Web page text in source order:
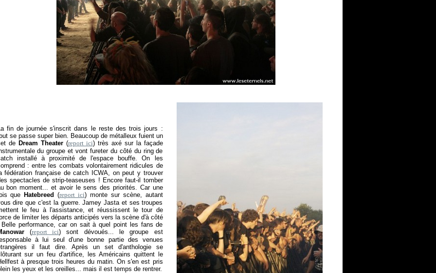
fin de journée s'inscrit dans le reste des trois jours :
se passe super bien. Beaucoup de métalleux fuient un
de Dream Theater(report ici) très axé sur la façade
du groupe et vont fureter du côté du ring de
installé à proximité de l'espace bouffe. On les
: entre les combats volontairement ridicules de
fédération française de catch ICWA, on peut y trouver
spectacles de strip-teaseuses ! Encore faut-il tomber
bon moment... et avoir le sens des priorités. Car une
que Hatebreed (report ici) monte sur scène, autant
dire que c'est la guerre. Jamey Jasta et ses troupes
le feu à l'assistance, et réussissent le tour de
de limiter les départs anticipés vers la scène d'à côté
Belle performance, car on sait à quel point les fans de
(report ici) sont dévoués... le groupe est
à lui seul d'une bonne partie des venues
il faut dire. Après un set d'anthologie se
sur un feu d'artifice, les Américains quittent le
à presque trois heures du matin. On s'en est pris
les yeux et les oreilles... mais il est temps de rentrer.